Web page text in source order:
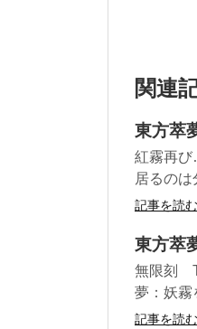
関連
東方萃
紅霧再
居るの
記事を読む
東方萃
無限刻
夢：妖霧
記事を読む